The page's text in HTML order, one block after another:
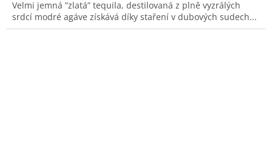
Velmi jemná ”zlatá” tequila, destilovaná z plně vyzrálých
srdcí modré agáve získává díky staření v dubových sudech...